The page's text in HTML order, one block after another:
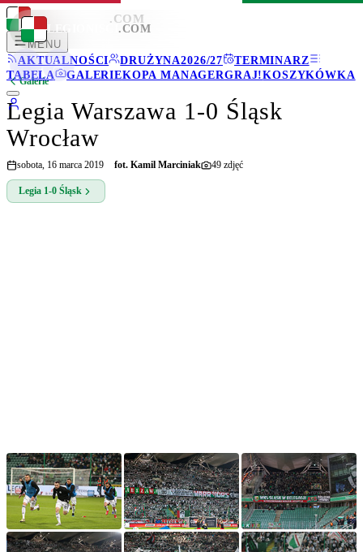
LEGIONISCI .COM
MENU
AKTUALNOŚCI
DRUŻYNA2026/27
TERMINARZ
TABELA
GALERIEKOPA MANAGERGRAJ!KOSZYKÓWKA
LEGIONISCI .COM
Galerie
Legia Warszawa 1-0 Śląsk
Wrocław
sobota, 16 marca 2019 fot. Kamil Marciniak 49 zdjęć
Legia 1-0 Śląsk